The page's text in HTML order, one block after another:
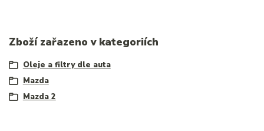
Zboží zařazeno v kategoriích
Oleje a filtry dle auta
Mazda
Mazda 2